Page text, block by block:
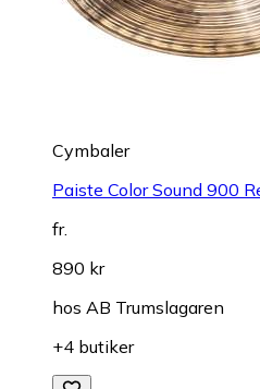
Cymbaler
Paiste Color Sound 900
fr.
890 kr
hos AB Trumslagaren
+4 butiker